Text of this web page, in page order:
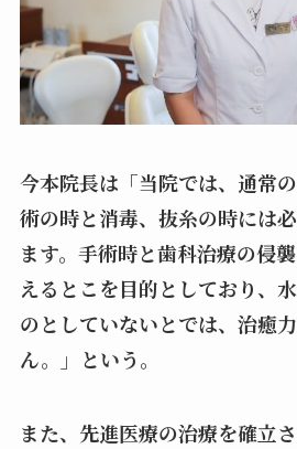
今本院長は「当院では、通常
術の時と消毒、抜糸の時には
ます。手術時と歯科治療の侵
えるとこを目的としており、
のとしていないとでは、治癒
ん。」という。
また、先進医療の治療を確立